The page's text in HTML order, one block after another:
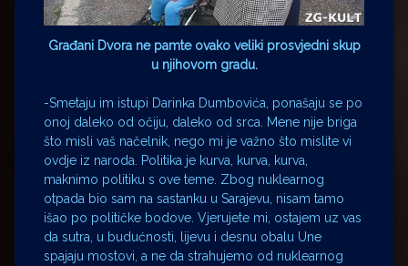
Građani Dvora ne pamte ovako veliki prosvjedni skup
u njihovom gradu.
-Smetaju im istupi Darinka Dumbovića, ponašaju se po
onoj daleko od očiju, daleko od srca. Mene nije briga
što misli vaš načelnik, nego mi je važno što mislite vi
ovdje iz naroda. Politika je kurva, kurva, kurva,
maknimo politiku s ove teme. Zbog nuklearnog
otpada bio sam na sastanku u Sarajevu, nisam tamo
išao po političke bodove. Vjerujete mi, ostajem uz vas
da sutra, u budućnosti, lijevu i desnu obalu Une
spajaju mostovi, a ne da strahujemo od nuklearnog